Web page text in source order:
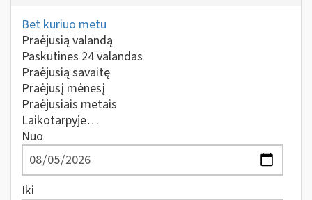
Bet kuriuo metu
Praėjusią valandą
Paskutines 24 valandas
Praėjusią savaitę
Praėjusį mėnesį
Praėjusiais metais
Laikotarpyje…
Nuo
Iki